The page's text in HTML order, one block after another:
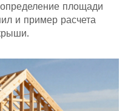
площади
и пример расчета